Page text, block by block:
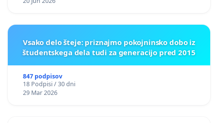
Vsako delo šteje: priznajmo pokojninsko dobo iz
študentskega dela tudi za generacijo pred 2015
847 podpisov
18 Podpisi / 30 dni
29 Mar 2026